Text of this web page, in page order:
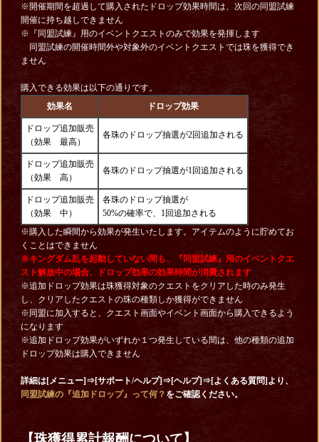
※開催期間を超過して購入されたドロップ効果時間は、次回の同盟試練
開催に持ち越しできません
※『同盟試練』用のイベントクエストのみで効果を発揮します
同盟試練の開催時間外や対象外のイベントクエストでは珠を獲得でき
ません
購入できる効果は以下の通りです。
効果名
ドロップ効果
ドロップ追加販売
（効果 最高）
各珠のドロップ抽選が2回追加される
ドロップ追加販売
（効果 高）
各珠のドロップ抽選が1回追加される
ドロップ追加販売
（効果 中）
各珠のドロップ抽選が
50%の確率で、1回追加される
※購入した瞬間から効果が発生いたします。アイテムのように貯めてお
くことはできません
※キングダム乱を起動していない間も、『同盟試練』用のイベントクエ
スト解放中の場合、ドロップ効果の効果時間が消費されます
※追加ドロップ効果は珠獲得対象のクエストをクリアした時のみ発生
し、クリアしたクエストの珠の種類しか獲得ができません
※同盟に加入すると、クエスト画面やイベント画面から購入できるよう
になります
※追加ドロップ効果がいずれか１つ発生している間は、他の種類の追加
ドロップ効果は購入できません
詳細は[メニュー]⇒[サポート/ヘルプ]⇒[ヘルプ]⇒[よくある質問]より、
同盟試練の『追加ドロップ』って何？ をご確認ください。
【珠獲得累計報酬について】